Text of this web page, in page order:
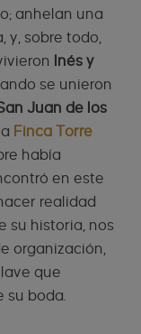
anhelan una
y, sobre todo,
Inés y
se unieron
Juan de los
Finca Torre
había
en este
realidad
su historia, nos
organización,
que
su boda.